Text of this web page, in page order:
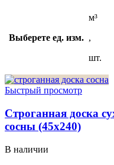
Выберете ед. изм.
м³
,
шт.
Быстрый просмотр
Строганная доска
сосны (45х240)
В наличии